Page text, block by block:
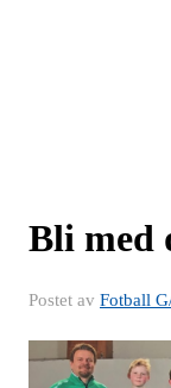
Bli med
Postet av Fotball